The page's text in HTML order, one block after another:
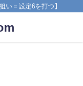
い＝設定6を打つ】